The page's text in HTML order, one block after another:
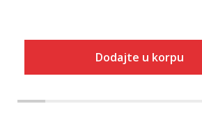
Dodajte u korpu